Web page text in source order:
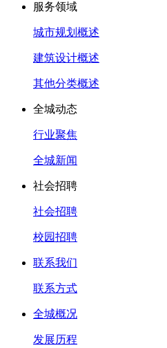
服务领域
城市规划概述
建筑设计概述
其他分类概述
全城动态
行业聚焦
全城新闻
社会招聘
社会招聘
校园招聘
联系我们
联系方式
全城概况
发展历程